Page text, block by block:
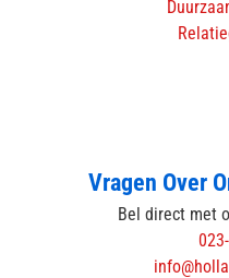
Vragen Over
Bel direct met